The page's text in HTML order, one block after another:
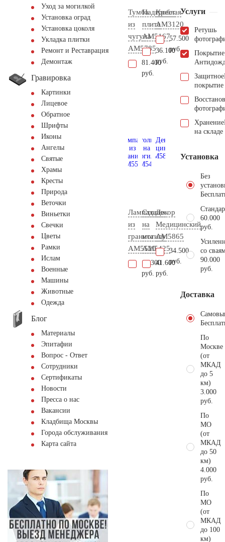
Уход за могилкой
Установка оград
Установка цоколя
Укладка плитки
Ремонт и Реставрация
Демонтаж
Гравировка
Картинки
Лицевое
Обратное
Шрифты
Иконы
Ангелы
Святые
Храмы
Кресты
Природа
Веточки
Виньетки
Свечки
Цветы
Рамки
Ислам
Военные
Машины
Животные
Одежда
Блог
Материалы
Эпитафии
Вопрос - Ответ
Сотрудники
Сертификаты
Новости
Пресса о нас
Вакансии
Кладбища Москвы
Города обслуживания
Карта сайта
Тумба
из
чугуна
AM5785
81.400
руб.
Надгробная
плита
AM5167
36.100
руб.
Крест
AM3120
57.500
руб.
Лампада
из
гранита
AM5520
10.300
руб.
Столик
на
могилу
AM5425
41.600
руб.
Декор
Медицинский
AM5865
34.500
руб.
Услуги
Ретушь
Покрытие
Защитное
покрытие
Хранение
на складе
Установка
Без
60.000
руб.
со
90.000
руб.
Доставка
По
Москве
(от
МКАД
до 5
км)
3.000
руб.
По
МО
(от
МКАД
до 50
км)
4.000
руб.
По
МО
(от
МКАД
до 100
км)